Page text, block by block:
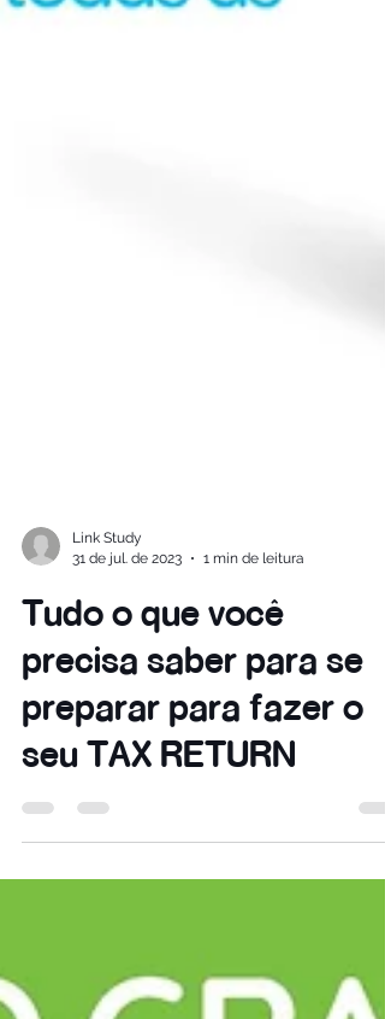
31 de jul. de 2023
1 min de leitura
Tudo o que você
precisa saber para se
preparar para fazer o
seu TAX RETURN